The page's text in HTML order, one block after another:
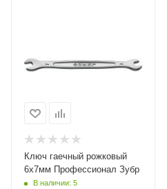
Ключ гаечный рожковый
6х7мм Профессионал Зубр
В наличии: 5